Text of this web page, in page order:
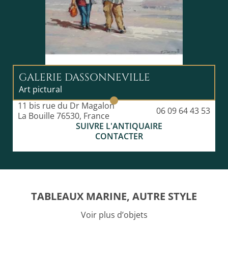
GALERIE DASSONNEVILLE
Art pictural
11 bis rue du Dr Magalon
La Bouille 76530, France
06 09 64 43 53
SUIVRE L'ANTIQUAIRE
CONTACTER
TABLEAUX MARINE, AUTRE STYLE
Voir plus d’objets